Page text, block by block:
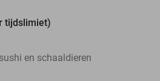
tijdslimiet)
en schaaldieren